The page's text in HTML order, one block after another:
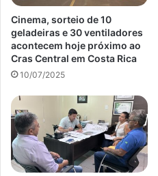
Cinema, sorteio de 10
geladeiras e 30 ventiladores
acontecem hoje próximo ao
Cras Central em Costa Rica
10/07/2025